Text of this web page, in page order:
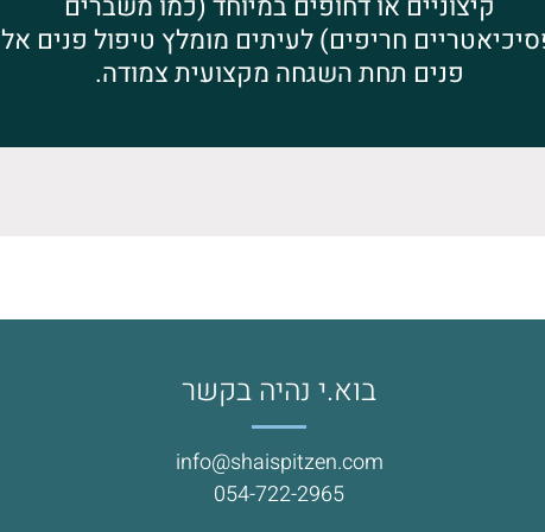
חריפים) לעיתים מומלץ טיפול פנים אל
פנים תחת השגחה מקצועית צמודה.
בוא.י נהיה בקשר
info@shaispitzen.com
054-722-2965